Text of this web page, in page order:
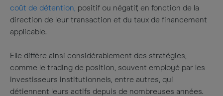
coût de détention, positif ou négatif, en fonction de la
direction de leur transaction et du taux de financement
applicable.
Elle diffère ainsi considérablement des stratégies,
comme le trading de position, souvent employé par les
investisseurs institutionnels, entre autres, qui
détiennent leurs actifs depuis de nombreuses années.